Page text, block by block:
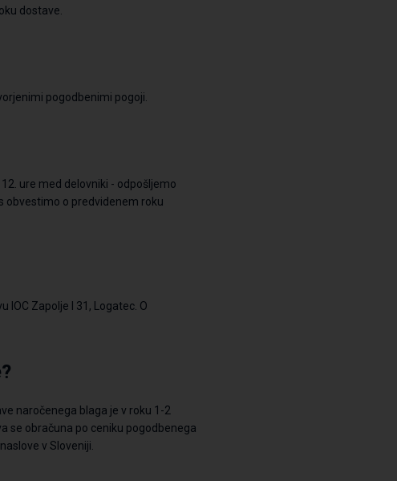
dostave.
pogodbenimi pogoji.
1 2 . ure med delovniki - odpošljemo
obvestimo o predvidenem roku
IOC Zapolje I 31, Logatec. O
naročenega blaga je v roku 1-2
se obračuna po ceniku pogodbenega
v Sloveniji.